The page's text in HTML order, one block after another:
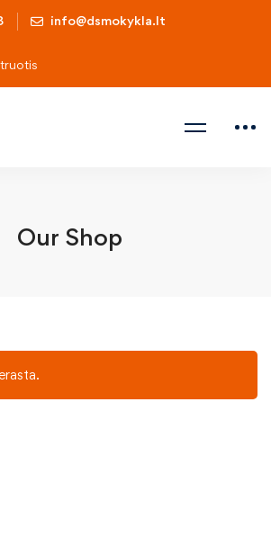
info@dsmokykla.lt
Our Shop